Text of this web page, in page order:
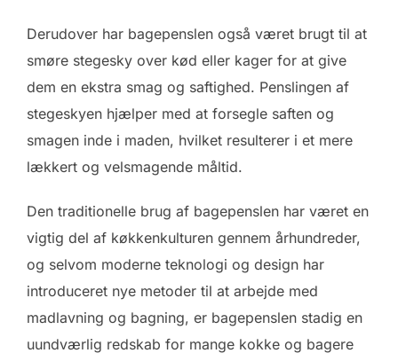
Derudover har bagepenslen også været brugt til at
smøre stegesky over kød eller kager for at give
dem en ekstra smag og saftighed. Penslingen af
stegeskyen hjælper med at forsegle saften og
smagen inde i maden, hvilket resulterer i et mere
lækkert og velsmagende måltid.
Den traditionelle brug af bagepenslen har været en
vigtig del af køkkenkulturen gennem århundreder,
og selvom moderne teknologi og design har
introduceret nye metoder til at arbejde med
madlavning og bagning, er bagepenslen stadig en
uundværlig redskab for mange kokke og bagere